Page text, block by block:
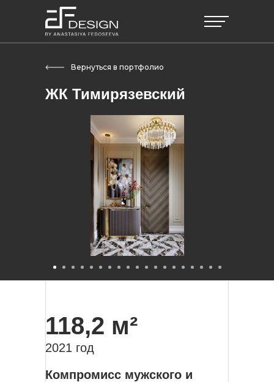
ЖК Тимирязевский
Вернуться в портфолио
118,2 м²
2021 год
Компромисс мужского и